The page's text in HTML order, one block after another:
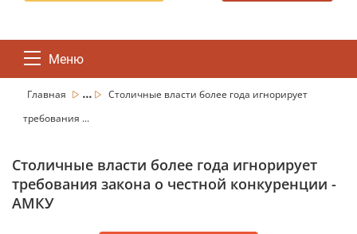
Меню
Главная ...
Столичные власти более года игнорирует
требования ...
Столичные власти более года игнорирует
требования закона о честной конкуренции -
АМКУ